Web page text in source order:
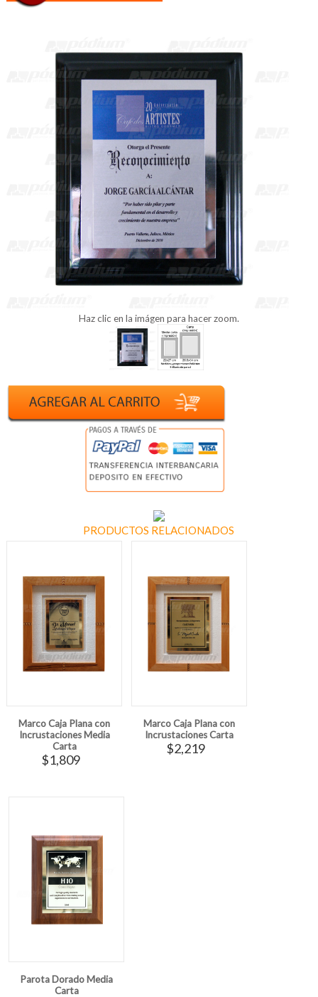
Haz clic en la imágen para hacer zoom.
PRODUCTOS RELACIONADOS
Marco Caja Plana con
Incrustaciones Media
Carta
$1,809
Marco Caja Plana con
Incrustaciones Carta
$2,219
Parota Dorado Media
Carta